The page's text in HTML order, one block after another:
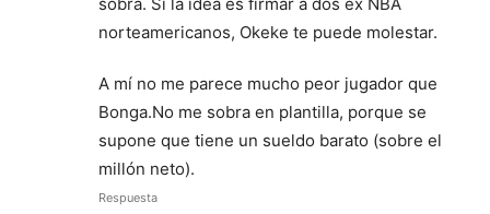
norteamericanos, Okeke te puede molestar.
A mí no me parece mucho peor jugador que
Bonga.No me sobra en plantilla, porque se
supone que tiene un sueldo barato (sobre el
millón neto).
Respuesta